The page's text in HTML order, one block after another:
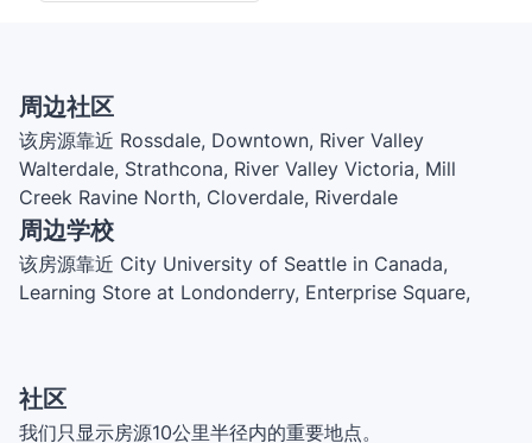
周边社区
该房源靠近 Rossdale, Downtown, River Valley
Walterdale, Strathcona, River Valley Victoria, Mill
Creek Ravine North, Cloverdale, Riverdale
周边学校
该房源靠近 City University of Seattle in Canada,
Learning Store at Londonderry, Enterprise Square,
King Edward, University of Alberta
社区
我们只显示房源10公里半径内的重要地点。